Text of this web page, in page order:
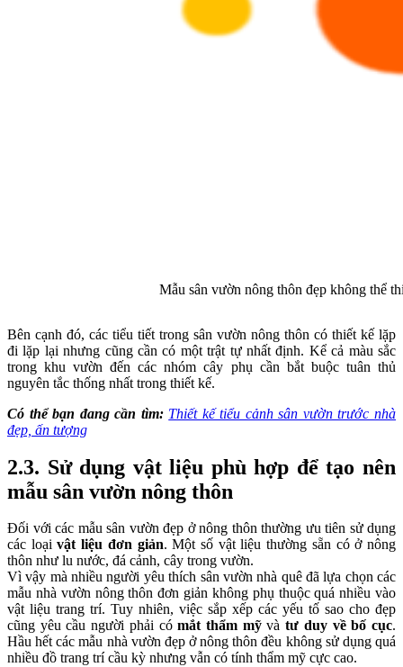
Mẫu sân vườn nông thôn đẹp không thể
Bên cạnh đó, các tiểu tiết trong sân vườn nông thôn có thiết kế lặp
đi lặp lại nhưng cũng cần có một trật tự nhất định. Kể cả màu sắc
trong khu vườn đến các nhóm cây phụ cần bắt buộc tuân thủ
nguyên tắc thống nhất trong thiết kế.
Có thể bạn đang cần tìm: Thiết kế tiểu cảnh sân vườn trước nhà
đẹp, ấn tượng
2.3. Sử dụng vật liệu phù hợp để tạo nên
mẫu sân vườn nông thôn
Đối với các mẫu sân vườn đẹp ở nông thôn thường ưu tiên sử dụng
các loạivật liệu đơn giản. Một số vật liệu thường sẵn có ở nông
thôn như lu nước, đá cảnh, cây trong vườn.
Vì vậy mà nhiều người yêu thích sân vườn nhà quê đã lựa chọn các
mẫu nhà vườn nông thôn đơn giản không phụ thuộc quá nhiều vào
vật liệu trang trí. Tuy nhiên, việc sắp xếp các yếu tố sao cho đẹp
cũng yêu cầu người phải cómắt thẩm mỹvà tư duy về bố cục.
Hầu hết các mẫu nhà vườn đẹp ở nông thôn đều không sử dụng quá
nhiều đồ trang trí cầu kỳ nhưng vẫn có tính thẩm mỹ cực cao.